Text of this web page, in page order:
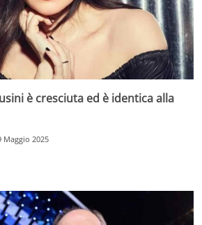
è cresciuta ed è identica alla
Maggio 2025